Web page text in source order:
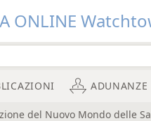
ONLINE
ADUNANZE
del Nuovo Mondo delle